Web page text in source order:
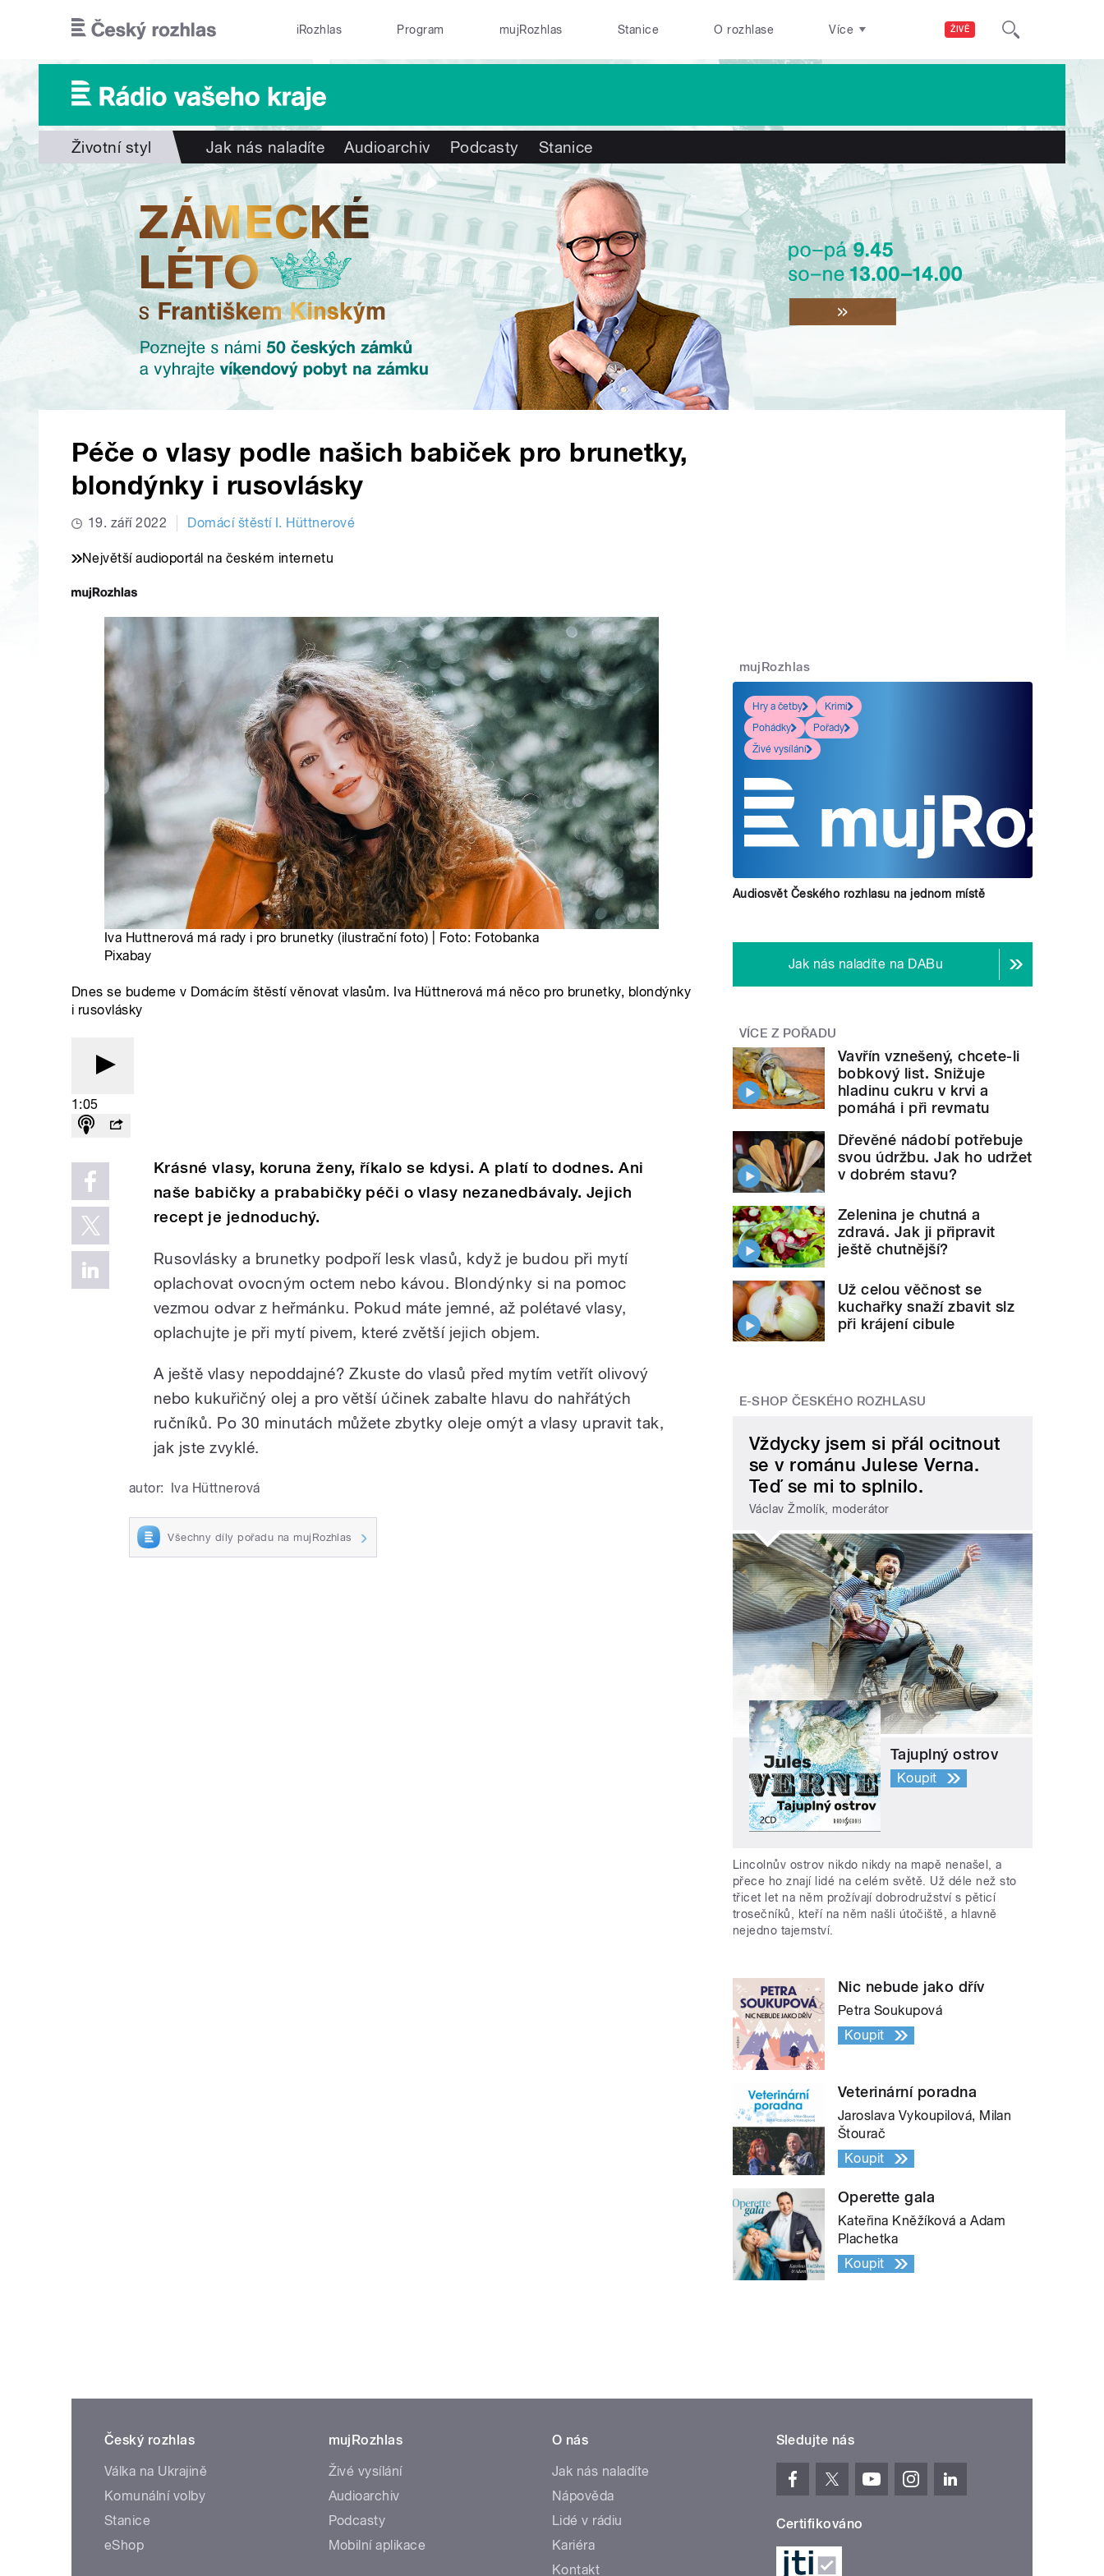
ŽIVĚ
iRozhlas Program mujRozhlas Stanice O rozhlase Více
Životní styl Jak nás naladíte Audioarchiv Podcasty Stanice
Péče o vlasy podle našich babiček pro brunetky,
blondýnky i rusovlásky
19. září 2022 Domácí štěstí I. Hüttnerové
Největší audioportál na českém internetu
Iva Huttnerová má rady i pro brunetky (ilustrační foto) | Foto: Fotobanka
Pixabay
Dnes se budeme v Domácím štěstí věnovat vlasům. Iva Hüttnerová má něco pro brunetky, blondýnky
i rusovlásky
1:05
Krásné vlasy, koruna ženy, říkalo se kdysi. A platí to dodnes. Ani
naše babičky a prababičky péči o vlasy nezanedbávaly. Jejich
recept je jednoduchý.
Rusovlásky a brunetky podpoří lesk vlasů, když je budou při mytí
oplachovat ovocným octem nebo kávou. Blondýnky si na pomoc
vezmou odvar z heřmánku. Pokud máte jemné, až polétavé vlasy,
oplachujte je při mytí pivem, které zvětší jejich objem.
A ještě vlasy nepoddajné? Zkuste do vlasů před mytím vetřít olivový
nebo kukuřičný olej a pro větší účinek zabalte hlavu do nahřátých
ručníků. Po 30 minutách můžete zbytky oleje omýt a vlasy upravit tak,
jak jste zvyklé.
autor: Iva Hüttnerová
Všechny díly pořadu na mujRozhlas
mujRozhlas
Hry a četby
Krimi
Pohádky
Pořady
Živé vysílání
Audiosvět Českého rozhlasu na jednom místě
Jak nás naladíte na DABu
VÍCE Z POŘADU
Vavřín vznešený, chcete-li
bobkový list. Snižuje
hladinu cukru v krvi a
pomáhá i při revmatu
Dřevěné nádobí potřebuje
svou údržbu. Jak ho udržet
v dobrém stavu?
Zelenina je chutná a
zdravá. Jak ji připravit
ještě chutnější?
Už celou věčnost se
kuchařky snaží zbavit slz
při krájení cibule
E-SHOP ČESKÉHO ROZHLASU
Vždycky jsem si přál ocitnout
se v románu Julese Verna.
Teď se mi to splnilo.
Václav Žmolík, moderátor
Tajuplný ostrov
Koupit
Lincolnův ostrov nikdo nikdy na mapě nenašel, a
přece ho znají lidé na celém světě. Už déle než sto
třicet let na něm prožívají dobrodružství s pěticí
trosečníků, kteří na něm našli útočiště, a hlavně
nejedno tajemství.
Nic nebude jako dřív
Petra Soukupová
Koupit
Veterinární poradna
Jaroslava Vykoupilová, Milan
Štourač
Koupit
Operette gala
Kateřina Kněžíková a Adam
Plachetka
Koupit
Český rozhlas
Válka na Ukrajině
Komunální volby
Stanice
eShop
mujRozhlas
Živé vysílání
Audioarchiv
Podcasty
Mobilní aplikace
O nás
Jak nás naladíte
Nápověda
Lidé v rádiu
Kariéra
Kontakt
Sledujte nás
Certifikováno